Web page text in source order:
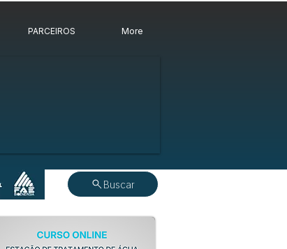
PARCEIROS More
Buscar